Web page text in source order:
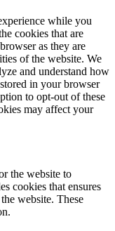
while you
cookies that are
as they are
of the website. We
and understand how
in your browser
to opt-out of these
may affect your
the website to
cookies that ensures
website. These